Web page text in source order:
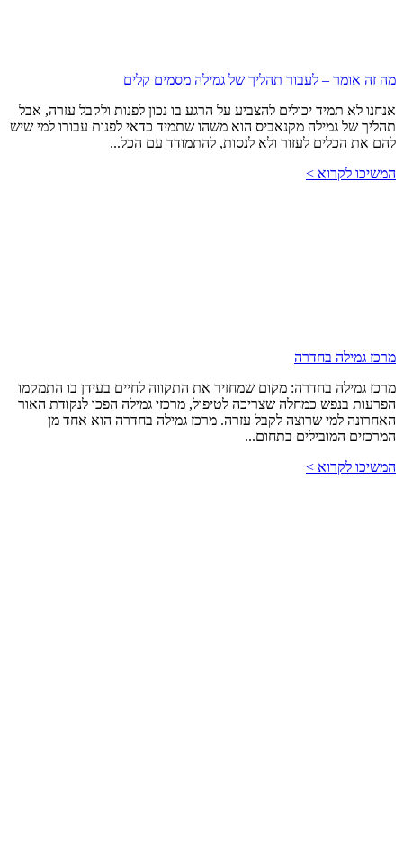
מה זה אומר – לעבור תהליך של גמילה מסמים קלים
אנחנו לא תמיד יכולים להצביע על הרגע בו נכון לפנות ולקבל עזרה, אבל
תהליך של גמילה מקנאביס הוא משהו שתמיד כדאי לפנות עבורו למי שיש
להם את הכלים לעזור ולא לנסות, להתמודד עם הכל...
המשיכו לקרוא >
מרכז גמילה בחדרה
מרכז גמילה בחדרה: מקום שמחזיר את התקווה לחיים בעידן בו התמקמו
הפרעות בנפש כמחלה שצריכה לטיפול, מרכזי גמילה הפכו לנקודת האור
האחרונה למי שרוצה לקבל עזרה. מרכז גמילה בחדרה הוא אחד מן
המרכזים המובילים בתחום...
המשיכו לקרוא >